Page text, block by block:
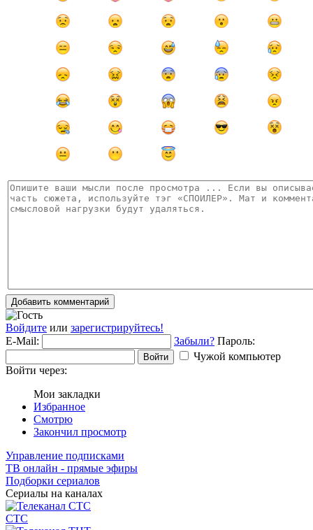
Добавить комментарий
Войдите или зарегистрируйтесь!
E-Mail:
Забыли? Пароль:
Войти
Чужой компьютер
Войти через:
Мои закладки
Избранное
Смотрю
Закончил просмотр
Управление подписками
ТВ онлайн - прямые эфиры
Подборки сериалов
Сериалы на каналах
СТС